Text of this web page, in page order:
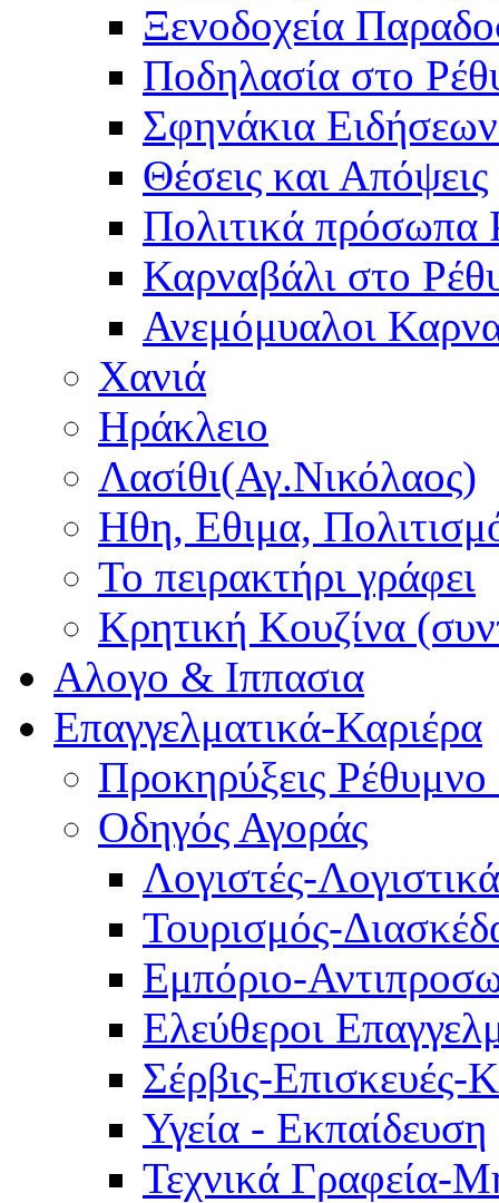
Ξενοδοχεία
Ποδηλασία στο
Σφηνάκια
Θέσεις και Απόψεις
Πολιτικά πρόσωπα
Καρναβάλι στο
Ανεμόμυαλοι
Χανιά
Ηράκλειο
Λασίθι(Αγ.Νικόλαος)
Ηθη, Εθιμα,
Το πειρακτήρι γράφει
Κρητική Κουζίνα
Αλογο & Ιππασια
Επαγγελματικά-Καριέρα
Προκηρύξεις
Οδηγός Αγοράς
Λογιστές-
Τουρισμός-
Εμπόριο-
Ελεύθεροι
Σέρβις-Επισκευές-
Υγεία - Εκπαίδευση
Τεχνικά Γραφεία-